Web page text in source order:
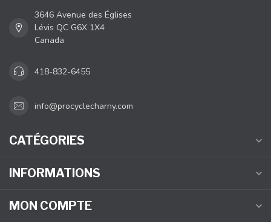
3646 Avenue des Églises
Lévis QC G6X 1X4
Canada
418-832-6455
info@procyclecharny.com
CATÉGORIES
INFORMATIONS
MON COMPTE